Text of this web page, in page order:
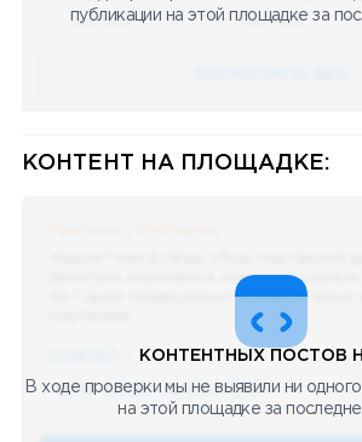
Научный
Научный
публикации на этой площадке за
КОНТЕНТ НА ПЛОЩАДКЕ:
Делитесь скринами в комментах целую
За 7 дней традиционно выберу самые
🔥 75 👍🏻 487 ❤️ 875 🥴 19
КОНТЕНТНЫХ ПОСТОВ
В ходе проверки мы не выявили ни
на этой площадке за